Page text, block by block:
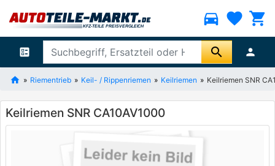
directions_car favorite shopping_cart
ballot search person
Riementrieb Keil- / Rippenriemen Keilriemen Keilriemen SNR
Keilriemen SNR CA10AV1000